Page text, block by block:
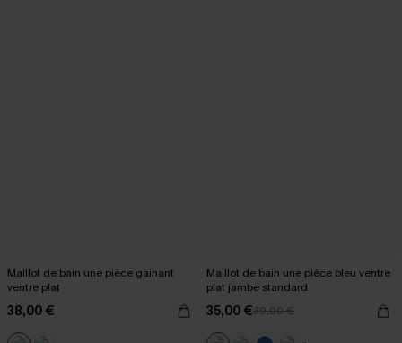
Maillot de bain une pièce gainant
ventre plat
38,00 €
Maillot de bain une pièce bleu ventre
plat jambe standard
35,00 €39,00 €